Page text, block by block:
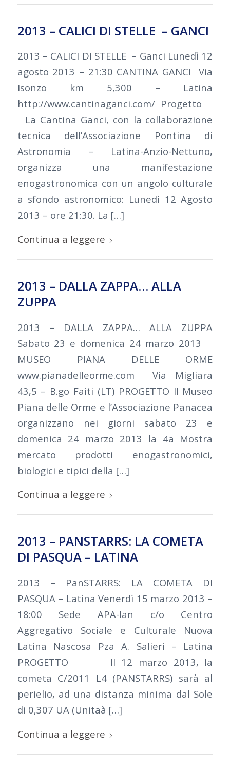
2013 – CALICI DI STELLE – GANCI
2013 – CALICI DI STELLE – Ganci Lunedì 12
agosto 2013 – 21:30 CANTINA GANCI Via
Isonzo km 5,300 – Latina
http://www.cantinaganci.com/ Progetto
La Cantina Ganci, con la collaborazione
tecnica dell’Associazione Pontina di
Astronomia – Latina-Anzio-Nettuno,
organizza una manifestazione
enogastronomica con un angolo culturale
a sfondo astronomico: Lunedì 12 Agosto
2013 – ore 21:30. La […]
Continua a leggere
2013 – DALLA ZAPPA… ALLA
ZUPPA
2013 – DALLA ZAPPA… ALLA ZUPPA
Sabato 23 e domenica 24 marzo 2013
MUSEO PIANA DELLE ORME
www.pianadelleorme.com Via Migliara
43,5 – B.go Faiti (LT) PROGETTO Il Museo
Piana delle Orme e l’Associazione Panacea
organizzano nei giorni sabato 23 e
domenica 24 marzo 2013 la 4a Mostra
mercato prodotti enogastronomici,
biologici e tipici della […]
Continua a leggere
2013 – PANSTARRS: LA COMETA
DI PASQUA – LATINA
2013 – PanSTARRS: LA COMETA DI
PASQUA – Latina Venerdì 15 marzo 2013 –
18:00 Sede APA-lan c/o Centro
Aggregativo Sociale e Culturale Nuova
Latina Nascosa Pza A. Salieri – Latina
PROGETTO Il 12 marzo 2013, la
cometa C/2011 L4 (PANSTARRS) sarà al
perielio, ad una distanza minima dal Sole
di 0,307 UA (Unitaà […]
Continua a leggere